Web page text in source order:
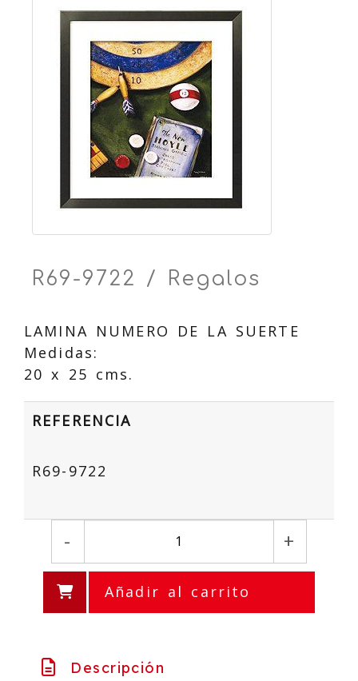
R69-9722 / Regalos
LAMINA NUMERO DE LA SUERTE
Medidas:
20 x 25 cms.
REFERENCIA
R69-9722
- +
Añadir al carrito
Descripción